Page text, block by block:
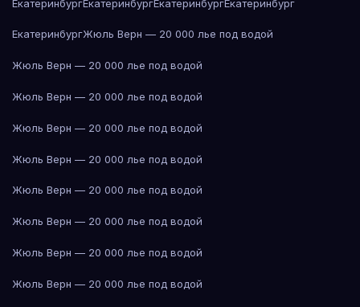
ЕкатеринбургЕкатеринбургЕкатеринбургЕкатеринбург
ЕкатеринбургЖюль Верн — 20 000 лье под водой
Жюль Верн — 20 000 лье под водой
Жюль Верн — 20 000 лье под водой
Жюль Верн — 20 000 лье под водой
Жюль Верн — 20 000 лье под водой
Жюль Верн — 20 000 лье под водой
Жюль Верн — 20 000 лье под водой
Жюль Верн — 20 000 лье под водой
Жюль Верн — 20 000 лье под водой